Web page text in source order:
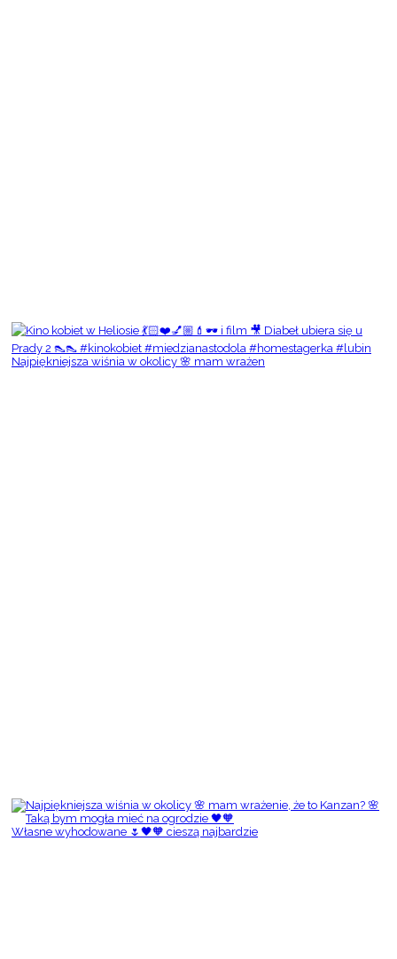
Najpiękniejsza wiśnia w okolicy 🌸 mam wrażen
Własne wyhodowane 🌷🖤🧡 cieszą najbardzie